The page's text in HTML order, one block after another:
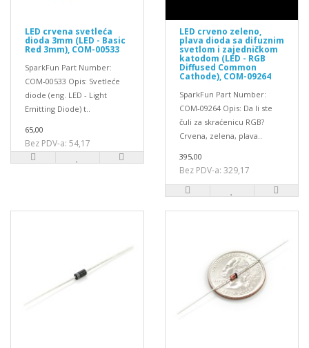
LED crvena svetleća
dioda 3mm (LED - Basic
Red 3mm), COM-00533
SparkFun Part Number:
COM-00533 Opis: Svetleće
diode (eng. LED - Light
Emitting Diode) t..
65,00
Bez PDV-a: 54,17
LED crveno zeleno,
plava dioda sa difuznim
svetlom i zajedničkom
katodom (LED - RGB
Diffused Common
Cathode), COM-09264
SparkFun Part Number:
COM-09264 Opis: Da li ste
čuli za skraćenicu RGB?
Crvena, zelena, plava..
395,00
Bez PDV-a: 329,17